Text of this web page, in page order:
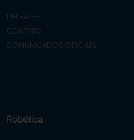
RELEASES
CONTATO
COMUNICADOS OFICIAIS
Robótica